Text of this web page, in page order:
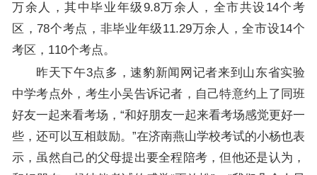
万余人，其中毕业年级9.8万余人，全市共设14个考
区，78个考点，非毕业年级11.29万余人，全市设14个
考区，110个考点。
昨天下午3点多，速豹新闻网记者来到山东省实验
中学考点外，考生小吴告诉记者，自己特意约上了同班
好友一起来看考场，“和好朋友一起来看考场感觉更好一
些，还可以互相鼓励。”在济南燕山学校考试的小杨也表
示，虽然自己的父母提出要全程陪考，但他还是认为，